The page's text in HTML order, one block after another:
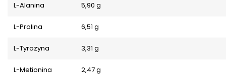
L-Alanina 5,90 g
L-Prolina 6,51 g
L-Tyrozyna 3,31 g
L-Metionina 2,47 g